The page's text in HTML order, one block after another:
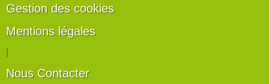
Gestion des cookies
Mentions légales
Nous Contacter